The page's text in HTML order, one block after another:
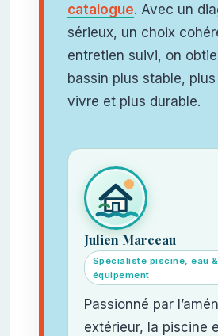
catalogue. Avec un
sérieux, un choix
entretien suivi, on
bassin plus stable,
vivre et plus durable.
Julien Marceau
Spécialiste piscine, eau &
équipement
Passionné par
extérieur, la piscine